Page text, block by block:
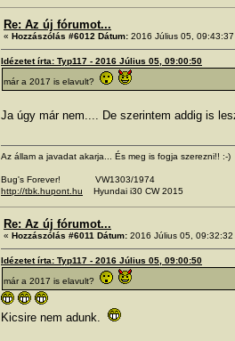
Re: Az új fórumot...
« Hozzászólás #6012 Dátum: 2016 Július 05,
Idézetet írta: Typ117 - 2016 Július 05, 09:00:50
már a 2017 is elavult?
Ja úgy már nem.... De szerintem addig is
Az állam a javadat akarja... És meg is fogja szerezni!! :-)
Bug's Forever! VW1303/1974
http://tbk.hupont.hu Hyundai i30 CW 2015
Re: Az új fórumot...
« Hozzászólás #6011 Dátum: 2016 Július 05, 09:32:32
Idézetet írta: Typ117 - 2016 Július 05, 09:00:50
már a 2017 is elavult?
Kicsire nem adunk.